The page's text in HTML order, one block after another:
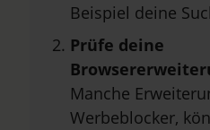
Beispiel deine
Prüfe deine
Manche
Werbeblocker,